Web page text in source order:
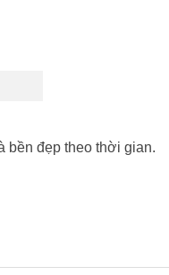
bền đẹp theo thời gian.